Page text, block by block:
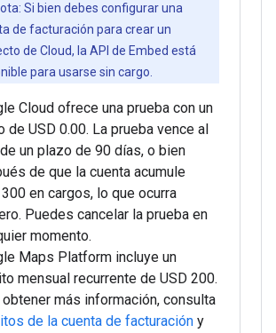
Si bien debes configurar una
de facturación para crear un
de Cloud, la API de Embed está
para usarse sin cargo.
Cloud ofrece una prueba con un
de USD 0.00. La prueba vence al
un plazo de 90 días, o bien
de que la cuenta acumule
en cargos, lo que ocurra
Puedes cancelar la prueba en
momento.
Maps Platform incluye un
mensual recurrente de USD 200.
obtener más información, consulta
de la cuenta de facturación y